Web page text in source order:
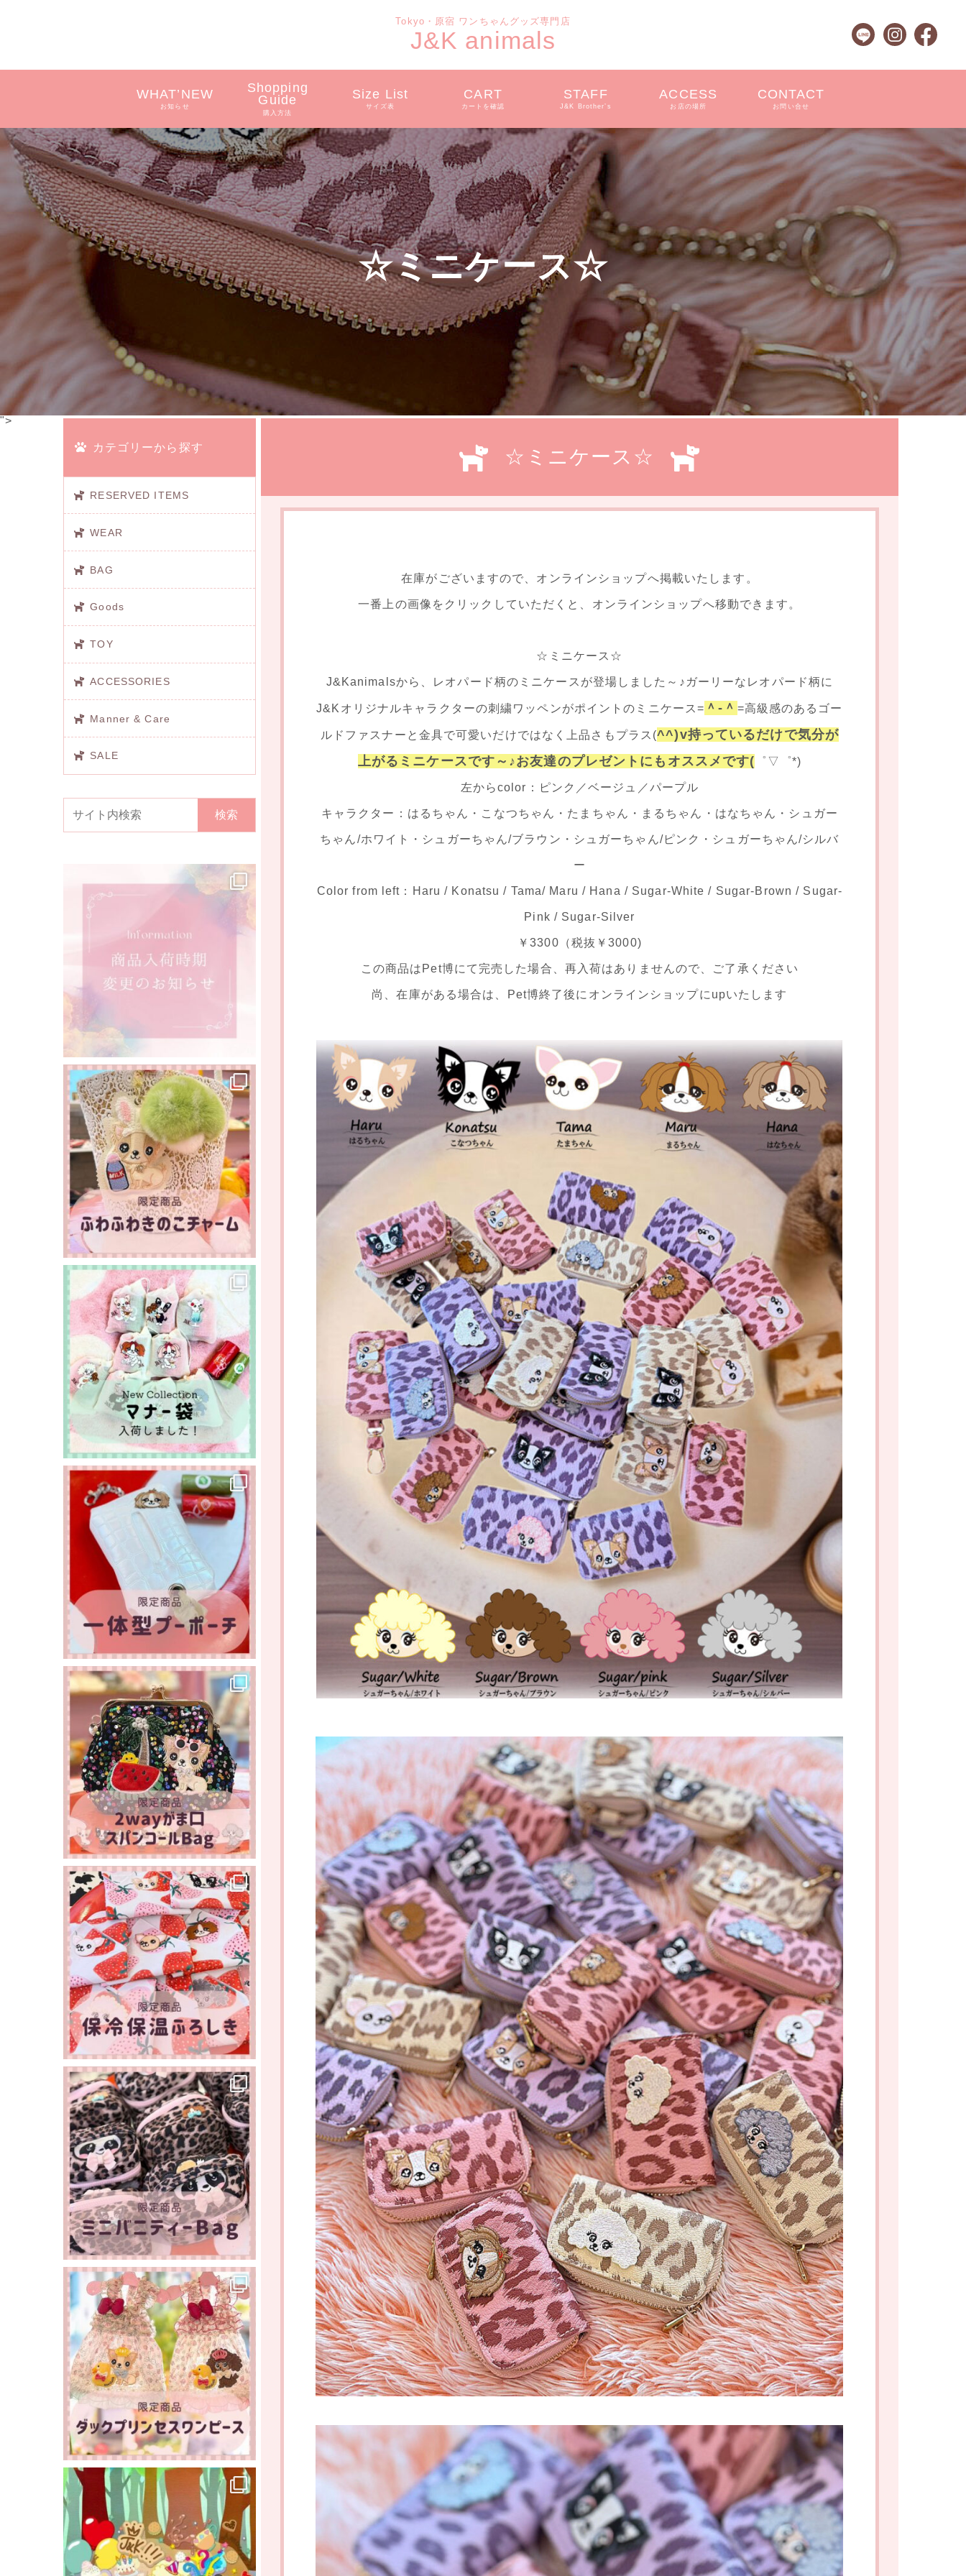
Tokyo・原宿 ワンちゃんグッズ専門店
J&K animals
WHAT’NEW
お知らせ
Shopping
Guide
購入方法
Size List
サイズ表
CART
カートを確認
STAFF
J&K Brother’s
ACCESS
お店の場所
CONTACT
お問い合せ
">
☆ミニケース☆
☆ミニケース☆
在庫がございますので、オンラインショップへ掲載いたします。
一番上の画像をクリックしていただくと、オンラインショップへ移動できます。
☆ミニケース☆
J&Kanimalsから、レオパード柄のミニケースが登場しました～♪ガーリーなレオパード柄に
J&Kオリジナルキャラクターの刺繍ワッペンがポイントのミニケース= ＾-＾ =高級感のあるゴー
ルドファスナーと金具で可愛いだけではなく上品さもプラス(^^)v持っているだけで気分が
上がるミニケースです～♪お友達のプレゼントにもオススメです( ゜▽゜*)
左からcolor：ピンク／ベージュ／パープル
キャラクター：はるちゃん・こなつちゃん・たまちゃん・まるちゃん・はなちゃん・シュガー
ちゃん/ホワイト・シュガーちゃん/ブラウン・シュガーちゃん/ピンク・シュガーちゃん/シルバ
ー
Color from left：Haru / Konatsu / Tama/ Maru / Hana / Sugar-White / Sugar-Brown / Sugar-
Pink / Sugar-Silver
￥3300（税抜￥3000)
この商品はPet博にて完売した場合、再入荷はありませんので、ご了承ください
尚、在庫がある場合は、Pet博終了後にオンラインショップにupいたします
カテゴリーから探す
RESERVED ITEMS
WEAR
BAG
Goods
TOY
ACCESSORIES
Manner & Care
SALE
検索